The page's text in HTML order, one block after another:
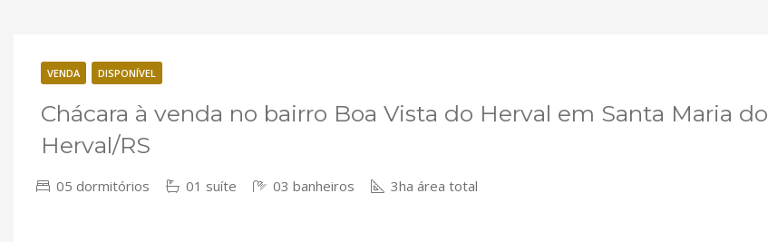
VENDA DISPONÍVEL
Chácara à venda no bairro Boa Vista do Herval em Santa Maria do
Herval/RS
05 dormitórios 01 suíte 03 banheiros 3ha área total